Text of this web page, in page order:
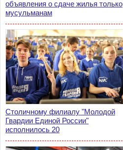
объявления о сдаче жилья только
мусульманам
Столичному филиалу "Молодой
Гвардии Единой России"
исполнилось 20